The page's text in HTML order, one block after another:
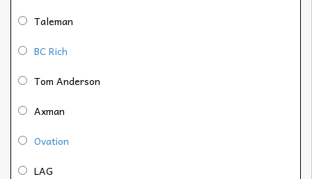
Taleman
BC Rich
Tom Anderson
Axman
Ovation
LAG